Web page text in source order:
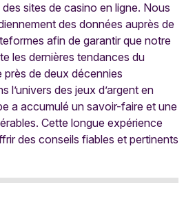
sites de casino en ligne. Nous
des données auprès de
afin de garantir que notre
les dernières tendances du
près de deux décennies
l’univers des jeux d’argent en
a accumulé un savoir-faire et une
Cette longue expérience
des conseils fiables et pertinents